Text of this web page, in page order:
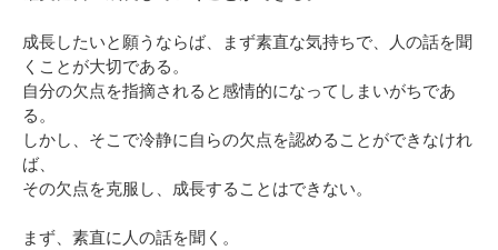
成長したいと願うならば、まず素直な気持ちで、人の話を聞
くことが大切である。
自分の欠点を指摘されると感情的になってしまいがちであ
る。
しかし、そこで冷静に自らの欠点を認めることができなけれ
ば、
その欠点を克服し、成長することはできない。
まず、素直に人の話を聞く。